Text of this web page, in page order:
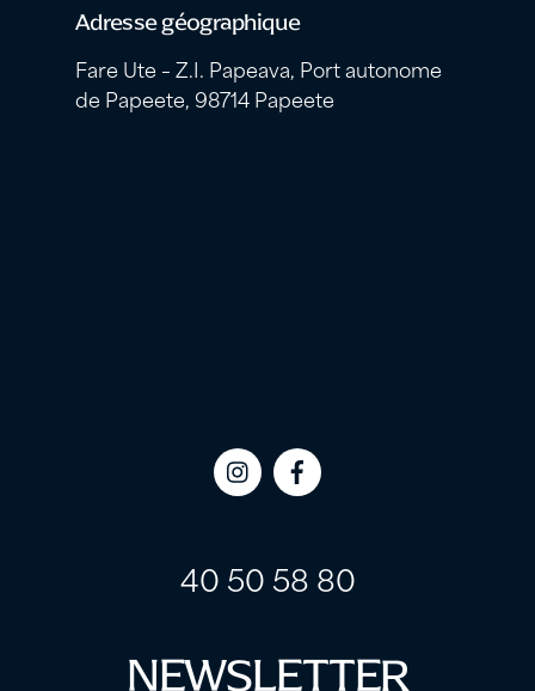
Adresse géographique
Fare Ute – Z.I. Papeava, Port autonome
de Papeete, 98714 Papeete
Icon
Icon
40 50 58 80
NEWSLETTER